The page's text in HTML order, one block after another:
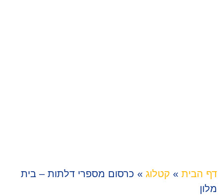
דף הבית » קטלוג » כרסום מספרי דלתות – בית
מלון